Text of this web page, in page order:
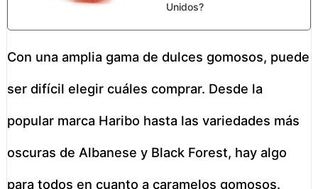
Unidos?
Con una amplia gama de dulces gomosos, puede
ser difícil elegir cuáles comprar. Desde la
popular marca Haribo hasta las variedades más
oscuras de Albanese y Black Forest, hay algo
para todos en cuanto a caramelos gomosos.